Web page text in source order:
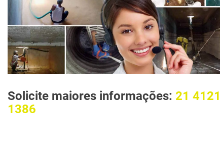
Solicite maiores informações: 21
1386